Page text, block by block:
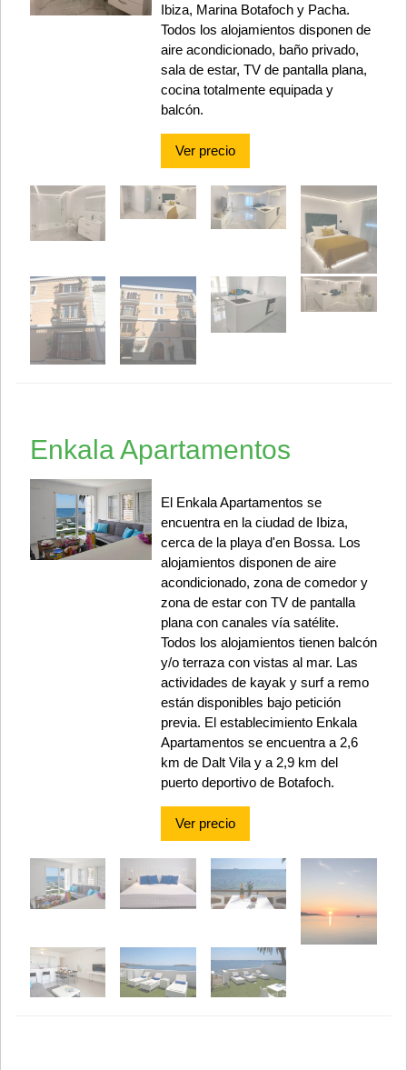
Ibiza, Marina Botafoch y Pacha.
Todos los alojamientos disponen de
aire acondicionado, baño privado,
sala de estar, TV de pantalla plana,
cocina totalmente equipada y
balcón.
Ver precio
Enkala Apartamentos
El Enkala Apartamentos se
encuentra en la ciudad de Ibiza,
cerca de la playa d'en Bossa. Los
alojamientos disponen de aire
acondicionado, zona de comedor y
zona de estar con TV de pantalla
plana con canales vía satélite.
Todos los alojamientos tienen balcón
y/o terraza con vistas al mar. Las
actividades de kayak y surf a remo
están disponibles bajo petición
previa. El establecimiento Enkala
Apartamentos se encuentra a 2,6
km de Dalt Vila y a 2,9 km del
puerto deportivo de Botafoch.
Ver precio